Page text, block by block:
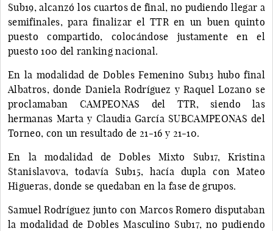
Sub19, alcanzó los cuartos de final, no pudiendo llegar a
semifinales, para finalizar el TTR en un buen quinto
puesto compartido, colocándose justamente en el
puesto 100 del ranking nacional.
En la modalidad de Dobles Femenino Sub13 hubo final
Albatros, donde Daniela Rodríguez y Raquel Lozano se
proclamaban CAMPEONAS del TTR, siendo las
hermanas Marta y Claudia García SUBCAMPEONAS del
Torneo, con un resultado de 21-16 y 21-10.
En la modalidad de Dobles Mixto Sub17, Kristina
Stanislavova, todavía Sub15, hacía dupla con Mateo
Higueras, donde se quedaban en la fase de grupos.
Samuel Rodríguez junto con Marcos Romero disputaban
la modalidad de Dobles Masculino Sub17, no pudiendo